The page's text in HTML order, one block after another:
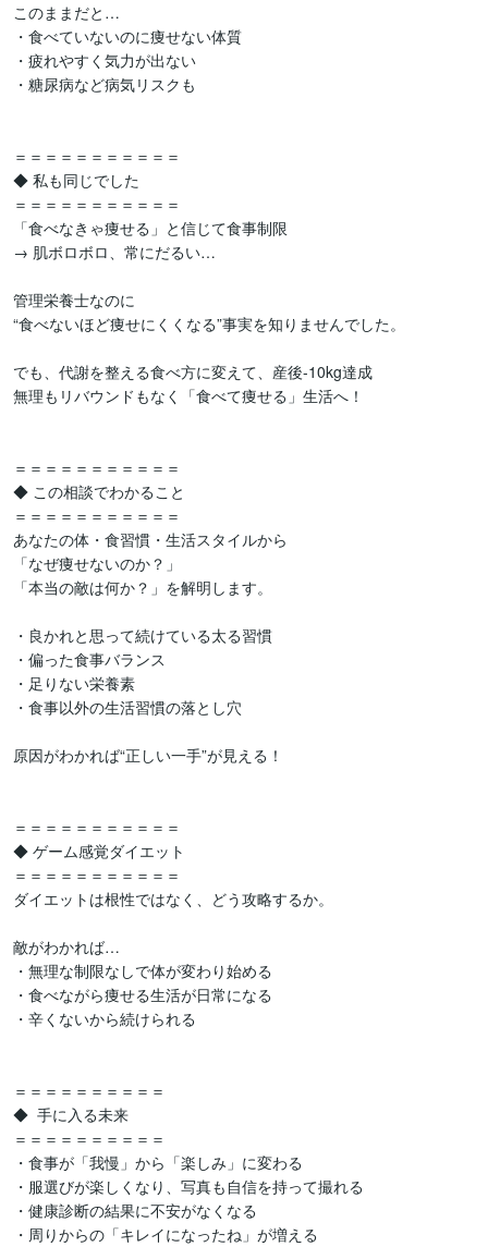
このままだと…
・食べていないのに痩せない体質
・疲れやすく気力が出ない
・糖尿病など病気リスクも
＝＝＝＝＝＝＝＝＝＝＝
◆ 私も同じでした
＝＝＝＝＝＝＝＝＝＝＝
「食べなきゃ痩せる」と信じて食事制限
→ 肌ボロボロ、常にだるい…
管理栄養士なのに
“食べないほど痩せにくくなる”事実を知りませんでした。
でも、代謝を整える食べ方に変えて、産後-10kg達成
無理もリバウンドもなく「食べて痩せる」生活へ！
＝＝＝＝＝＝＝＝＝＝＝
◆ この相談でわかること
＝＝＝＝＝＝＝＝＝＝＝
あなたの体・食習慣・生活スタイルから
「なぜ痩せないのか？」
「本当の敵は何か？」を解明します。
・良かれと思って続けている太る習慣
・偏った食事バランス
・足りない栄養素
・食事以外の生活習慣の落とし穴
原因がわかれば“正しい一手”が見える！
＝＝＝＝＝＝＝＝＝＝＝
◆ ゲーム感覚ダイエット
＝＝＝＝＝＝＝＝＝＝＝
ダイエットは根性ではなく、どう攻略するか。
敵がわかれば…
・無理な制限なしで体が変わり始める
・食べながら痩せる生活が日常になる
・辛くないから続けられる
＝＝＝＝＝＝＝＝＝＝
◆  手に入る未来
＝＝＝＝＝＝＝＝＝＝
・食事が「我慢」から「楽しみ」に変わる
・服選びが楽しくなり、写真も自信を持って撮れる
・健康診断の結果に不安がなくなる
・周りからの「キレイになったね」が増える